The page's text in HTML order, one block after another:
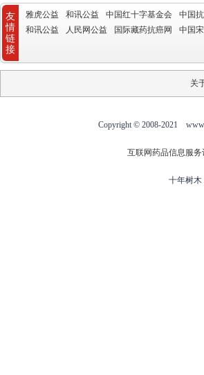
友
情
链
接
雅虎公益 和讯公益 中国红十字基金会 中国
和讯公益
人民网公益 国际藏药抗癌网 中国
关
Copyright © 2008-2021
互联网药品信息服务
十年树木